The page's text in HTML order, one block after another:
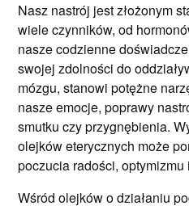
Nasz nastrój jest złożonym
wiele czynników, od
nasze codzienne
swojej zdolności do
mózgu, stanowi potężne
nasze emocje, poprawy
smutku czy przygnębienia.
olejków eterycznych może
poczucia radości,
Wśród olejków o działaniu